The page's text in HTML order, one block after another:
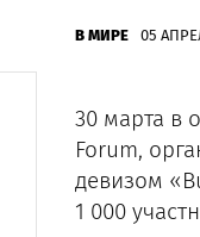
В МИРЕ 05
30 марта в
Forum,
девизом
1 000